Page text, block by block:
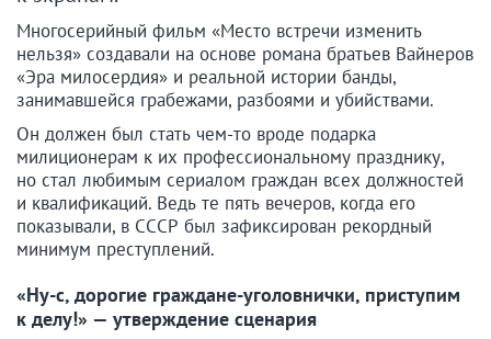
Многосерийный фильм «Место встречи изменить
нельзя» создавали на основе романа братьев Вайнеров
«Эра милосердия» и реальной истории банды,
занимавшейся грабежами, разбоями и убийствами.
Он должен был стать чем-то вроде подарка
милиционерам к их профессиональному празднику,
но стал любимым сериалом граждан всех должностей
и квалификаций. Ведь те пять вечеров, когда его
показывали, в СССР был зафиксирован рекордный
минимум преступлений.
«Ну-с, дорогие граждане-уголовнички, приступим
к делу!» — утверждение сценария